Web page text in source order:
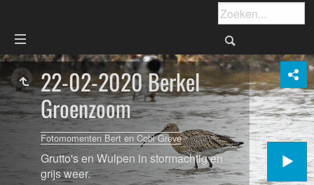
22-02-2020 Berkel
Groenzoom
Fotomomenten Bert en Cobi Greve
Grutto's en Wulpen in stormachtig en
grijs weer.